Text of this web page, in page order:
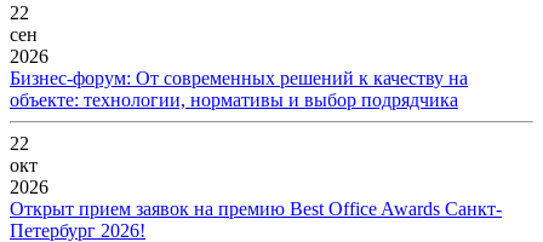
22
сен
2026
Бизнес-форум: От современных решений к качеству на
объекте: технологии, нормативы и выбор подрядчика
22
окт
2026
Открыт прием заявок на премию Best Office Awards Санкт-
Петербург 2026!